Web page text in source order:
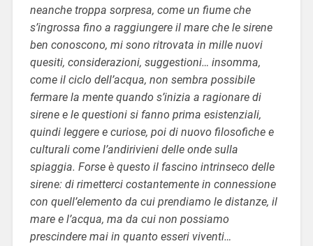
neanche troppa sorpresa, come un fiume che
s’ingrossa fino a raggiungere il mare che le sirene
ben conoscono, mi sono ritrovata in mille nuovi
quesiti, considerazioni, suggestioni… insomma,
come il ciclo dell’acqua, non sembra possibile
fermare la mente quando s’inizia a ragionare di
sirene e le questioni si fanno prima esistenziali,
quindi leggere e curiose, poi di nuovo filosofiche e
culturali come l’andirivieni delle onde sulla
spiaggia. Forse è questo il fascino intrinseco delle
sirene: di rimetterci costantemente in connessione
con quell’elemento da cui prendiamo le distanze, il
mare e l’acqua, ma da cui non possiamo
prescindere mai in quanto esseri viventi…